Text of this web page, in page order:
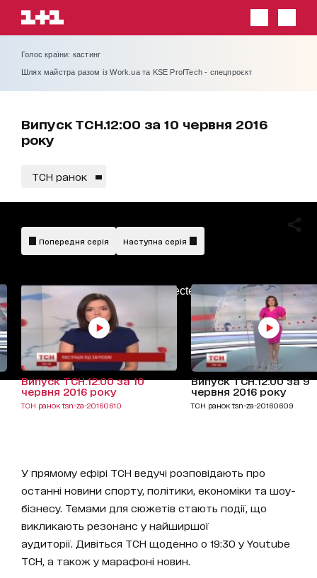
Голос країни: кастинг
Шлях майстра разом із Work.ua та KSE ProfTech - спецпроєкт
Випуск ТСН.12:00 за 10 червня 2016
року
ТСН ранок
AdBlockDetected!
Попередня серія Наступна серія
Випуск ТСН.12:00 за 10
червня 2016 року
ТСН ранок tsn-za-20160610
Випуск ТСН.12:00 за 9
червня 2016 року
ТСН ранок tsn-za-20160609
У прямому ефірі ТСН ведучі розповідають про
останні новини спорту, політики, економіки та шоу-
бізнесу. Темами для сюжетів стають події, що
викликають резонанс у найширшої
аудиторії. Дивіться ТСН щоденно о 19:30 у Youtube
ТСН, а також у марафоні новин.